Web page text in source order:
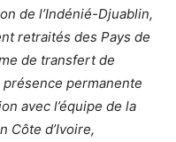
de l’Indénié-Djuablin,
retraités des Pays de
de transfert de
permanente
avec l’équipe de la
Côte d’Ivoire,